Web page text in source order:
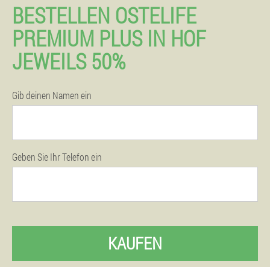
BESTELLEN OSTELIFE
PREMIUM PLUS IN HOF
JEWEILS 50%
Gib deinen Namen ein
Geben Sie Ihr Telefon ein
KAUFEN